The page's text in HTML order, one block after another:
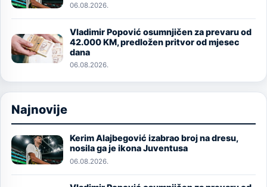
06.08.2026.
Image
Vladimir Popović osumnjičen za prevaru od
42.000 KM, predložen pritvor od mjesec
dana
06.08.2026.
Najnovije
Image
Kerim Alajbegović izabrao broj na dresu,
nosila ga je ikona Juventusa
06.08.2026.